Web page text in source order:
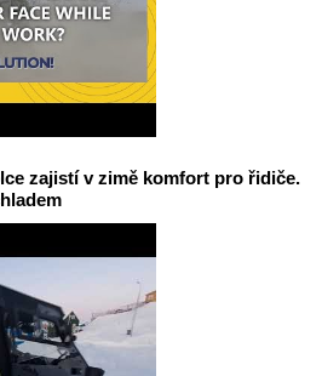
zajistí v zimě komfort pro řidiče.